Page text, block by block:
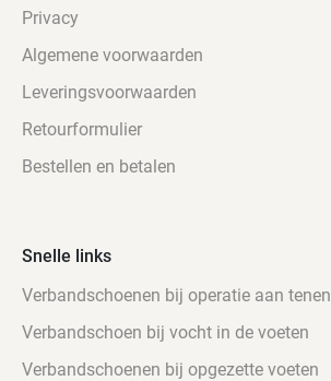
Privacy
Algemene voorwaarden
Leveringsvoorwaarden
Retourformulier
Bestellen en betalen
Snelle links
Verbandschoenen bij operatie aan tenen
Verbandschoen bij vocht in de voeten
Verbandschoenen bij opgezette voeten